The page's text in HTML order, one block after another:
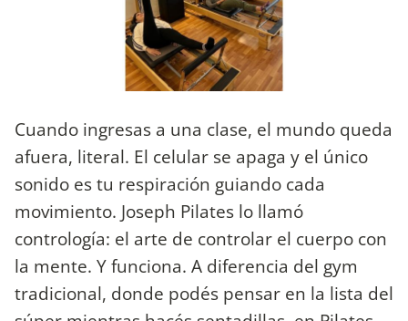
Cuando ingresas a una clase, el mundo queda
afuera, literal. El celular se apaga y el único
sonido es tu respiración guiando cada
movimiento. Joseph Pilates lo llamó
contrología: el arte de controlar el cuerpo con
la mente. Y funciona. A diferencia del gym
tradicional, donde podés pensar en la lista del